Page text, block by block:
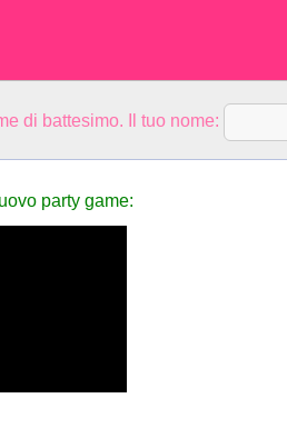
di battesimo. Il tuo nome:
party game: